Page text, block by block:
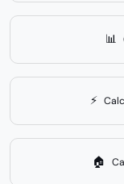
📊
⚡
🏠